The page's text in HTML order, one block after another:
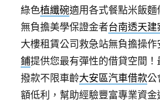
綠色植纖碗適用各式餐點米飯
無負擔美學保證金者台南透天建
大樓租賃公司救急站無負擔操
鋪提供您最有彈性的借貸空間
撥款不限車齡大安區汽車借款公
額低利，幫助經驗豐富專業資